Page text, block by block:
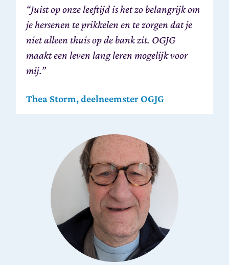
“Juist op onze leeftijd is het zo belangrijk om
je hersenen te prikkelen en te zorgen dat je
niet alleen thuis op de bank zit. OGJG
maakt een leven lang leren mogelijk voor
mij.”
Thea Storm, deelneemster OGJG